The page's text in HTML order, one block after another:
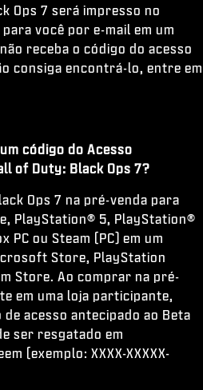
Ops 7 será impresso no
você por e-mail em um
receba o código do acesso
consiga encontrá-lo, entre em
código do Acesso
of Duty: Black Ops 7?
Ops 7 na pré-venda para
PlayStation® 5, PlayStation®
PC ou Steam (PC) em um
Store, PlayStation
Store. Ao comprar na pré-
em uma loja participante,
acesso antecipado ao Beta
ser resgatado em
(exemplo: XXXX-XXXXX-